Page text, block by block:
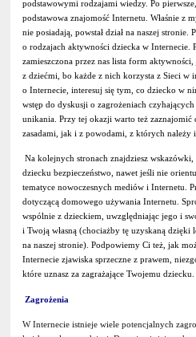
podstawowymi rodzajami wiedzy. Po
podstawowa znajomość Internetu. Właśnie z
nie posiadają, powstał dział na naszej stronie.
o rodzajach aktywności dziecka w Internecie.
zamieszczona przez nas lista form
z dziećmi, bo każde z nich korzysta z Sieci w
o Internecie, interesuj się tym, co dziecko w
wstęp do dyskusji o zagrożeniach
unikania. Przy tej okazji warto też
zasadami, jak i z powodami, z których należy
Na kolejnych stronach znajdziesz
dziecku bezpieczeństwo, nawet jeśli nie
tematyce nowoczesnych mediów i Internetu.
dotyczącą domowego używania Internetu.
wspólnie z dzieckiem, uwzględniając jego i
i Twoją własną (chociażby tę uzyskaną dzięki
na naszej stronie). Podpowiemy Ci też, jak
Internecie zjawiska sprzeczne z prawem,
które uznasz za zagrażające Twojemu dziecku.
Zagrożenia
W Internecie istnieje wiele potencjalnych